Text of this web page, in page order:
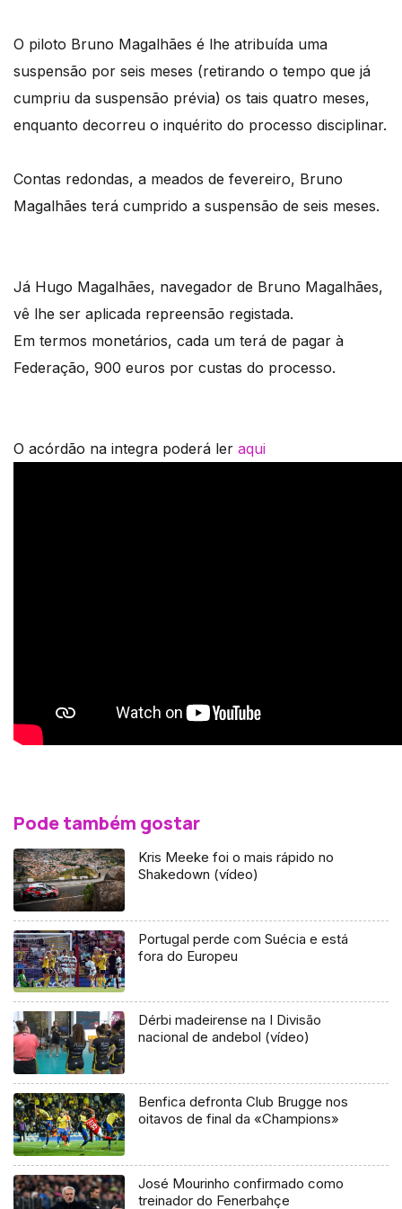
O piloto Bruno Magalhães é lhe atribuída uma
suspensão por seis meses (retirando o tempo que já
cumpriu da suspensão prévia) os tais quatro meses,
enquanto decorreu o inquérito do processo disciplinar.
Contas redondas, a meados de fevereiro, Bruno
Magalhães terá cumprido a suspensão de seis meses.
Já Hugo Magalhães, navegador de Bruno Magalhães,
vê lhe ser aplicada repreensão registada.
Em termos monetários, cada um terá de pagar à
Federação, 900 euros por custas do processo.
O acórdão na integra poderá ler aqui
Pode também gostar
Kris Meeke foi o mais rápido no
Shakedown (vídeo)
Portugal perde com Suécia e está
fora do Europeu
Dérbi madeirense na I Divisão
nacional de andebol (vídeo)
Benfica defronta Club Brugge nos
oitavos de final da «Champions»
José Mourinho confirmado como
treinador do Fenerbahçe